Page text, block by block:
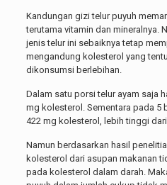
Kandungan gizi telur puyuh
terutama vitamin dan mineralnya.
jenis telur ini sebaiknya tetap
mengandung kolesterol yang
dikonsumsi berlebihan.
Dalam satu porsi telur ayam saja
mg kolesterol. Sementara pada 5
422 mg kolesterol, lebih tinggi
Namun berdasarkan hasil
kolesterol dari asupan makanan
pada kolesterol dalam darah.